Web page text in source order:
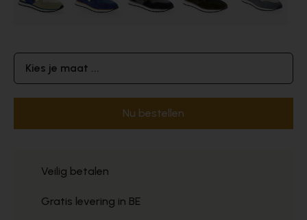
Kies je maat ...
Nu bestellen
Veilig betalen
Gratis levering in BE